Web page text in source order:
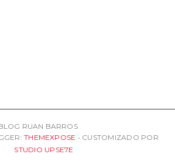
RUAN BARROS
THEMEXPOSE • CUSTOMIZADO POR
STUDIO UPSE7E